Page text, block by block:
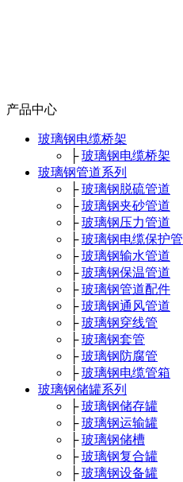
产品中心
玻璃钢电缆桥架
├玻璃钢电缆桥架
玻璃钢管道系列
├玻璃钢脱硫管道
├玻璃钢夹砂管道
├玻璃钢压力管道
├玻璃钢电缆保护管
├玻璃钢输水管道
├玻璃钢保温管道
├玻璃钢管道配件
├玻璃钢通风管道
├玻璃钢穿线管
├玻璃钢套管
├玻璃钢防腐管
├玻璃钢电缆管箱
玻璃钢储罐系列
├玻璃钢储存罐
├玻璃钢运输罐
├玻璃钢储槽
├玻璃钢复合罐
├玻璃钢设备罐